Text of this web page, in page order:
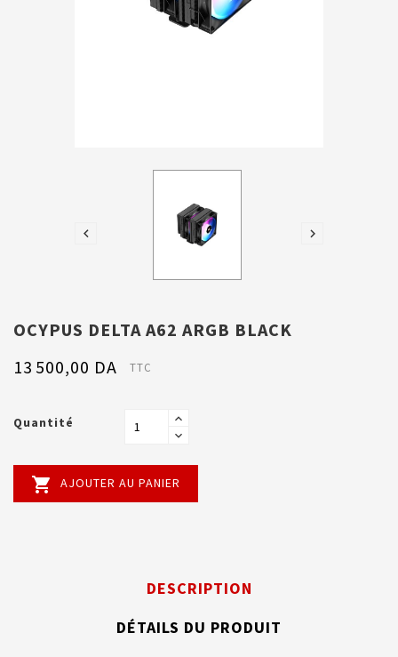
 
OCYPUS DELTA A62 ARGB BLACK
13 500,00 DA
TTC
Quantité
 AJOUTER AU PANIER
DESCRIPTION
DÉTAILS DU PRODUIT